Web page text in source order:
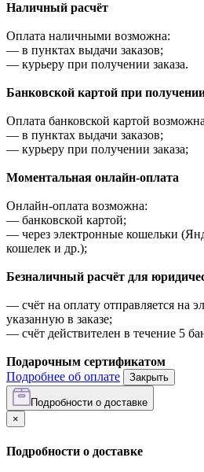
Наличный расчёт
Оплата наличными возможна:
— в пунктах выдачи заказов;
— курьеру при получении заказа.
Банковской картой при
Оплата банковской картой
— в пунктах выдачи заказов;
— курьеру при получении заказа;
Моментальная онлайн-оплата
Онлайн-оплата возможна:
— банковской картой;
— через электронные кошельки
кошелек и др.);
Безналичный расчёт для
— счёт на оплату отправляется на
указанную в заказе;
— счёт действителен в течение 5
Подарочным сертификатом
Подробнее об оплате
Закрыть
Подробности о доставке
×
Подробности о доставке